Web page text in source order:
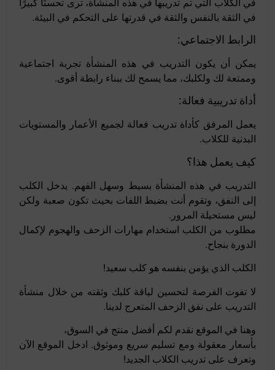
في الثقة بالنفس والثقة في قدرتها على التحكم في البيئة.
الرابط الاجتماعي:
يمكن أن يكون التدريب في هذه المنشأة تجربة اجتماعية
وممتعة لك ولكلبك، مما يسمح لك ببناء رابطة أقوى.
أداة تدريبية فعالة:
يعمل المرفق كأداة تدريب فعالة لجميع الأعمار والمستويات
البدنية للكلاب.
كيف يعمل هذا؟
التدريب في هذه المنشأة بسيط وسهل الفهم. يدخل الكلب
إلى النفق، وتقوم أنت بضبط اللفات بحيث تكون صعبة ولكن
ليس مستحيلة المرور.
مطلوب من الكلب استخدام مهارات الزحف والهجوم لإكمال
الدورة بنجاح.
الكلب الذي يؤمن بنفسه هو كلب سعيد!
لا تفوت الفرصة لتحسين لياقة كلبك وثقته من خلال منشأة
التدريب على نفق الزحف المتعرج لدينا.
وهنا في الموقع نقدم لكم أفضل منتج في السوق،
بأسعار معقولة ومع تسليم سريع وموثوق. ادخل الموقع الآن
وتعرف على تدريب الكلاب الجديد!